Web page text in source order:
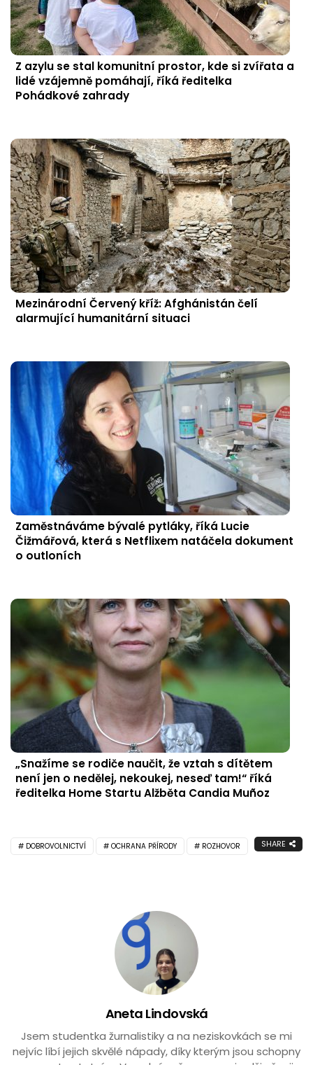
Z azylu se stal komunitní prostor, kde si zvířata a
lidé vzájemně pomáhají, říká ředitelka
Pohádkové zahrady
Mezinárodní Červený kříž: Afghánistán čelí
alarmující humanitární situaci
Zaměstnáváme bývalé pytláky, říká Lucie
Čižmářová, která s Netflixem natáčela dokument
o outloních
„Snažíme se rodiče naučit, že vztah s dítětem
není jen o nedělej, nekoukej, neseď tam!“ říká
ředitelka Home Startu Alžběta Candia Muñoz
DOBROVOLNICTVÍ OCHRANA PŘÍRODY ROZHOVOR SHARE
Aneta Lindovská
Jsem studentka žurnalistiky a na neziskovkách se mi
nejvíc líbí jejich skvělé nápady, díky kterým jsou schopny